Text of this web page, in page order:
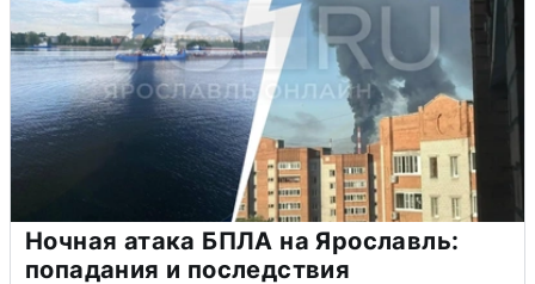
Ночная атака БПЛА на Ярославль:
попадания и последствия